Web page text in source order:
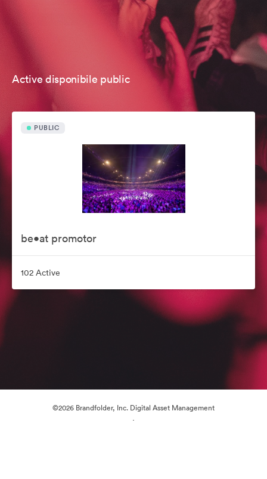
Active disponibile public
PUBLIC
be•at promotor
102 Active
©2026 Brandfolder, Inc. Digital Asset Management
·